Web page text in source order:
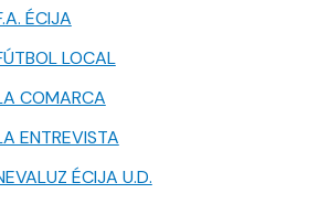
ÉCIJA
LOCAL
COMARCA
ENTREVISTA
ÉCIJA U.D.